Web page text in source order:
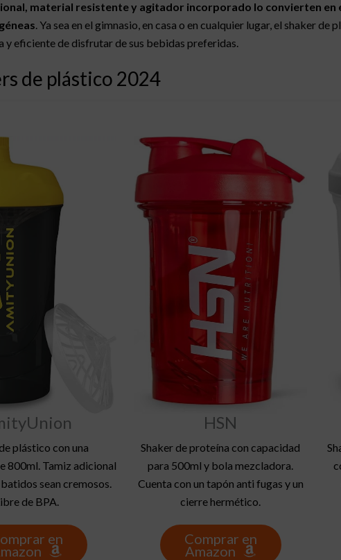
material resistente y agitador incorporado lo convierten
. Ya sea en el gimnasio, en casa o en cualquier lugar, el shaker
y eficiente de disfrutar de sus bebidas preferidas.
de plástico 2024
plástico con una
800ml. Tamiz adicional
sean cremosos.
de BPA.
en
HSN
Shaker de proteína con capacidad
para 500ml y bola mezcladora.
Cuenta con un tapón anti fugas y un
cierre hermético.
Comprar en
Amazon